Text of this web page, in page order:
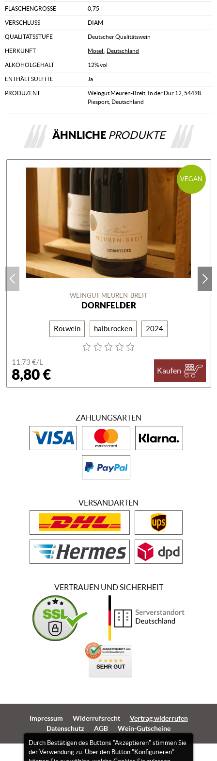
FLASCHENGRÖSSE 0,75 l
VERSCHLUSS DIAM
QUALITÄTSSTUFE Deutscher Qualitätswein
HERKUNFT Mosel Deutschland
ALKOHOLGEHALT 12% vol
ENTHÄLT SULFITE Ja
PRODUZENT
Weingut Meuren-Breit, In der Dur 12, 54498
Piesport, Deutschland
ÄHNLICHE PRODUKTE
VEGAN
WEINGUT MEUREN-BREIT
DORNFELDER
Rotwein halbtrocken 2024
11,73 €/L
8,80 € Kaufen
Durch Bestätigen des Buttons "Akzeptieren" stimmen Sie
der Verwendung zu. Über den Button "Konfigurieren"
ZAHLUNGSARTEN
VERSANDARTEN
VERTRAUEN UND SICHERHEIT
Impressum Widerrufsrecht
Vertrag widerrufen
Datenschutz
AGB Wein-Gutscheine